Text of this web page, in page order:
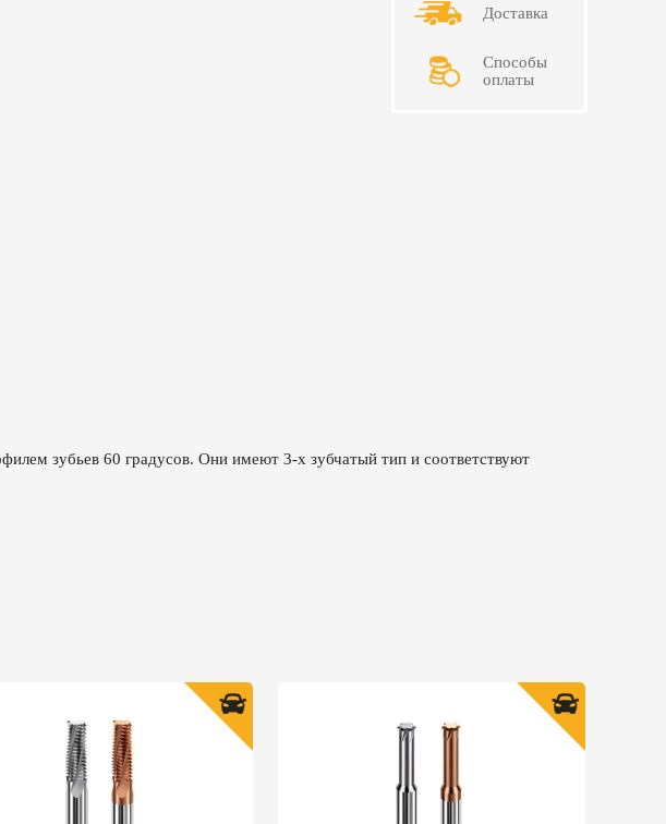
Доставка
Способы
оплаты
зубьев 60 градусов. Они имеют 3-х зубчатый тип и соответствуют